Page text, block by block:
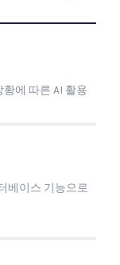
황에 따른 AI 활용
베이스 기능으로